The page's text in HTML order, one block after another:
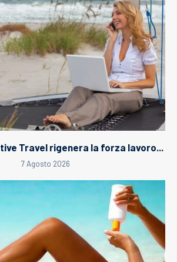
Travel rigenera la forza lavoro...
7 Agosto 2026